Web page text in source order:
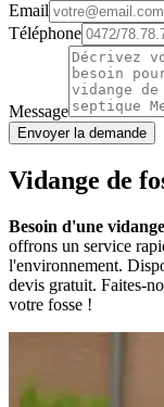
Email
Téléphone
Message
Envoyer la demande
Vidange de
Besoin d'une
offrons un service
l'environnement.
devis gratuit. Faites-
votre fosse !